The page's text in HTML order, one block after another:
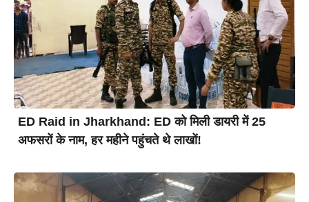
ED Raid in Jharkhand: ED को मिली डायरी में 25
अफसरों के नाम, हर महीने पहुंचते थे लाखों!